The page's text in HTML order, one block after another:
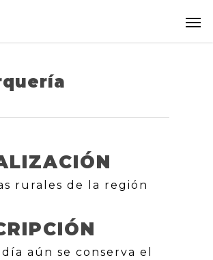
rurales de la región
aún se conserva el